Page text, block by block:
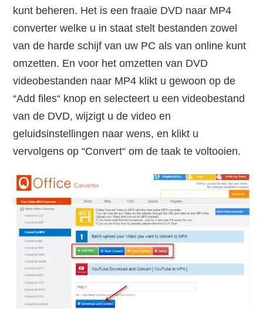
kunt beheren. Het is een fraaie DVD naar MP4
converter welke u in staat stelt bestanden zowel
van de harde schijf van uw PC als van online kunt
omzetten. En voor het omzetten van DVD
videobestanden naar MP4 klikt u gewoon op de
“Add files“ knop en selecteert u een videobestand
van de DVD, wijzigt u de video en
geluidsinstellingen naar wens, en klikt u
vervolgens op “Convert“ om de taak te voltooien.